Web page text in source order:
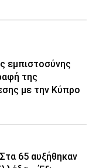
εμπιστοσύνης
της
με την Κύπρο
65 αυξήθηκαν